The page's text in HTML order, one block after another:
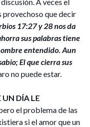
provechoso que decir
17:27 y 28 nos da
sus palabras tiene
entendido. Aun
El que cierra sus
no puede estar.
UN DÍA LE
el problema de las
si el amor que un